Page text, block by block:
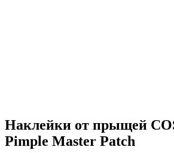
Наклейки от прыщей
Pimple Master Patch